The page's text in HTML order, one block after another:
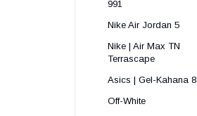
Nike Air Jordan 5
Nike | Air Max TN
Asics | Gel-Kahana 8
Off-White